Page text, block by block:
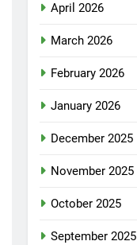
April 2026
March 2026
February 2026
January 2026
December 2025
November 2025
October 2025
September 2025